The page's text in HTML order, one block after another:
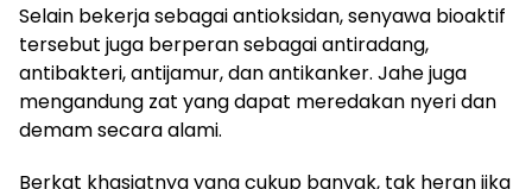
Selain bekerja sebagai antioksidan, senyawa bioaktif
tersebut juga berperan sebagai antiradang,
antibakteri, antijamur, dan antikanker. Jahe juga
mengandung zat yang dapat meredakan nyeri dan
demam secara alami.
Berkat khasiatnya yang cukup banyak, tak heran jika